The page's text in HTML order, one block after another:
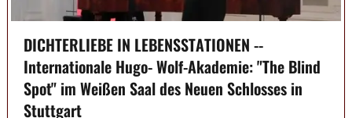
DICHTERLIEBE IN LEBENSSTATIONEN --
Internationale Hugo- Wolf-Akademie: "The Blind
Spot" im Weißen Saal des Neuen Schlosses in
Stuttgart